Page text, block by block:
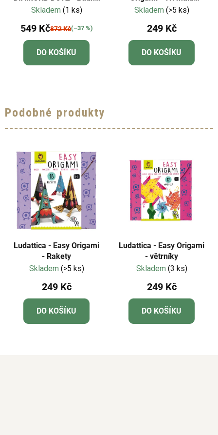
s lotusy
Skladem (1 ks)
549 Kč872 Kč(–37 %)
DO KOŠÍKU
prasátka
Skladem (>5 ks)
249 Kč
DO KOŠÍKU
Podobné produkty
Ludattica - Easy Origami
- Rakety
Skladem (>5 ks)
249 Kč
DO KOŠÍKU
Ludattica - Easy Origami
- větrníky
Skladem (3 ks)
249 Kč
DO KOŠÍKU